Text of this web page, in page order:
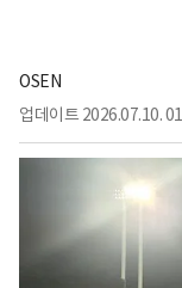
OSEN
업데이트 2026.07.10.